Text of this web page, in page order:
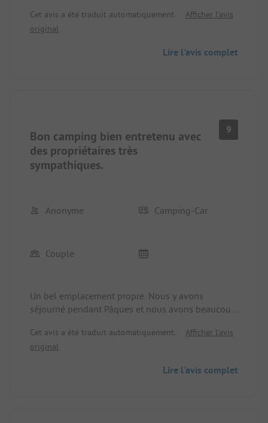
Pour tous ceux qui apprécient le calme, la nature
et une ambiance familiale, c'est une
les boissons au restaurant sont excellentes.
Cet avis a été traduit automatiquement.
Afficher l'avis
original
Lire l'avis complet
Bon camping bien entretenu avec
des propriétaires très
sympathiques.
9
Anonyme Camping-Car
Couple
Un bel emplacement propre. Nous y avons
séjourné pendant Pâques et nous avons beaucoup
cyclable. Les installations sanitaires sont très
propres. Le restaurant sur place propose une
ambiance rock et agréable. Pendant notre trajet de
Cet avis a été traduit automatiquement.
Afficher l'avis
original
Lire l'avis complet